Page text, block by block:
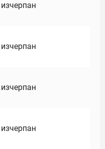
изчерпан
изчерпан
изчерпан
изчерпан